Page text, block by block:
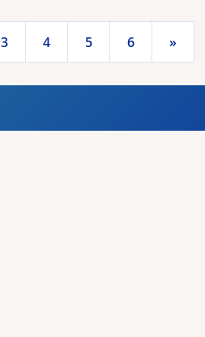
3 4 5 6 »